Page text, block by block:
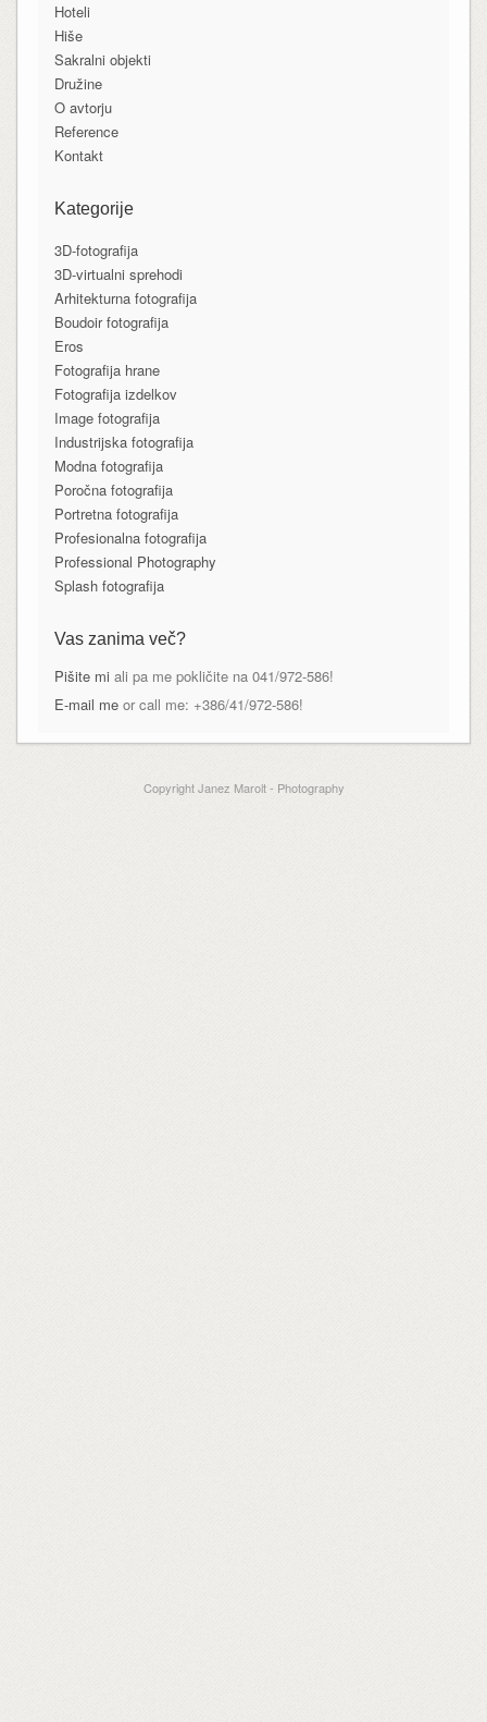
Hoteli
Hiše
Sakralni objekti
Družine
O avtorju
Reference
Kontakt
Kategorije
3D-fotografija
3D-virtualni sprehodi
Arhitekturna fotografija
Boudoir fotografija
Eros
Fotografija hrane
Fotografija izdelkov
Image fotografija
Industrijska fotografija
Modna fotografija
Poročna fotografija
Portretna fotografija
Profesionalna fotografija
Professional Photography
Splash fotografija
Vas zanima več?
Pišite mi ali pa me pokličite na 041/972-586!
E-mail meor call me: +386/41/972-586!
Copyright Janez Marolt - Photography